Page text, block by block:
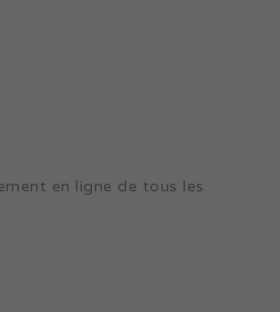
en ligne de tous les